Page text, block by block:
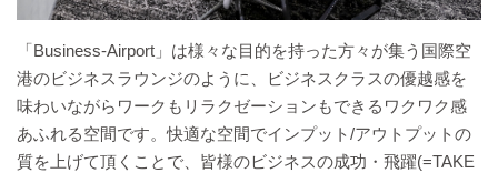
「Business-Airport」は様々な目的を持った方々が集う国際空
港のビジネスラウンジのように、ビジネスクラスの優越感を
味わいながらワークもリラクゼーションもできるワクワク感
あふれる空間です。快適な空間でインプット/アウトプットの
質を上げて頂くことで、皆様のビジネスの成功・飛躍(=TAKE